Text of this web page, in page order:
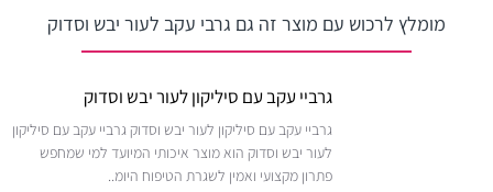
מומלץ לרכוש עם מוצר זה גם גרבי עקב לעור יבש וסדוק
גרביי עקב עם סיליקון לעור יבש וסדוק
גרביי עקב עם סיליקון לעור יבש וסדוק גרביי עקב עם סיליקון
לעור יבש וסדוק הוא מוצר איכותי המיועד למי שמחפש
פתרון מקצועי ואמין לשגרת הטיפוח היומ..